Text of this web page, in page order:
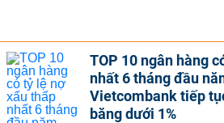
TOP 10 ngân hàng
nhất 6 tháng đầu
Vietcombank tiếp
băng dưới 1%